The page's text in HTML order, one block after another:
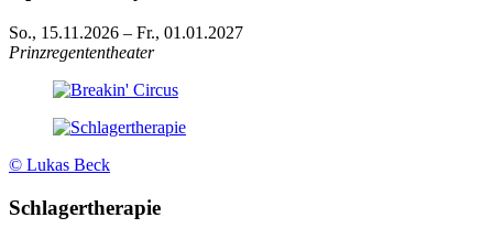
So., 15.11.2026 – Fr., 01.01.2027
Prinzregententheater
© Lukas Beck
Schlagertherapie